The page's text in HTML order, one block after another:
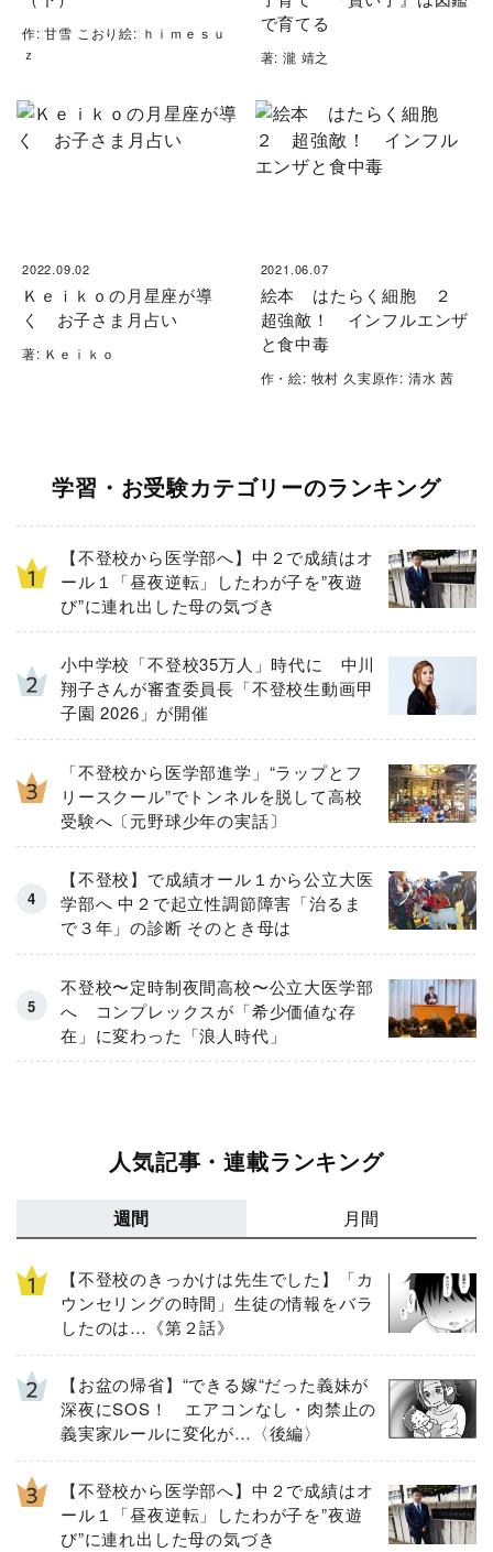
作: 甘雪 こおり絵: ｈｉｍｅｓｕ
ｚ
で育てる
著: 瀧 靖之
2022.09.02
Ｋｅｉｋｏの月星座が導
く お子さま月占い
著: Ｋｅｉｋｏ
2021.06.07
絵本 はたらく細胞 ２
超強敵！ インフルエンザ
と食中毒
作・絵: 牧村 久実原作: 清水 茜
学習・お受験カテゴリーのランキング
【不登校から医学部へ】中２で成績はオ
ール１「昼夜逆転」したわが子を”夜遊
び”に連れ出した母の気づき
小中学校「不登校35万人」時代に 中川
翔子さんが審査委員長「不登校生動画甲
子園 2026」が開催
「不登校から医学部進学」“ラップとフ
リースクール”でトンネルを脱して高校
受験へ〔元野球少年の実話〕
【不登校】で成績オール１から公立大医
学部へ 中２で起立性調節障害「治るま
で３年」の診断 そのとき母は
不登校〜定時制夜間高校〜公立大医学部
へ コンプレックスが「希少価値な存
在」に変わった「浪人時代」
人気記事・連載ランキング
週間 月間
【不登校のきっかけは先生でした】「カ
ウンセリングの時間」生徒の情報をバラ
したのは…《第２話》
【お盆の帰省】“できる嫁“だった義妹が
深夜にSOS！ エアコンなし・肉禁止の
義実家ルールに変化が…〈後編〉
【不登校から医学部へ】中２で成績はオ
ール１「昼夜逆転」したわが子を”夜遊
び”に連れ出した母の気づき